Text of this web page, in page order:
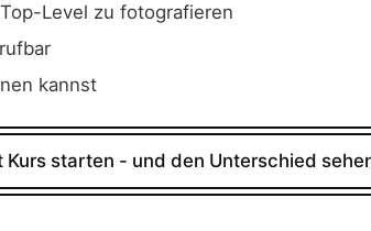
Level zu fotografieren
kannst
Kurs starten - und den Unterschied